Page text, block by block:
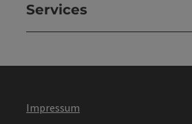
Services
Impressum